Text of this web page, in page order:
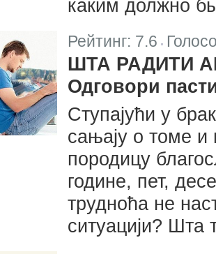
каким должно
Рейтинг: 7.6
ШТА РАДИТИ
Одговори
Ступајући у
сањају о томе и
породицу
године, пет,
трудноћа не
ситуацији? Шта